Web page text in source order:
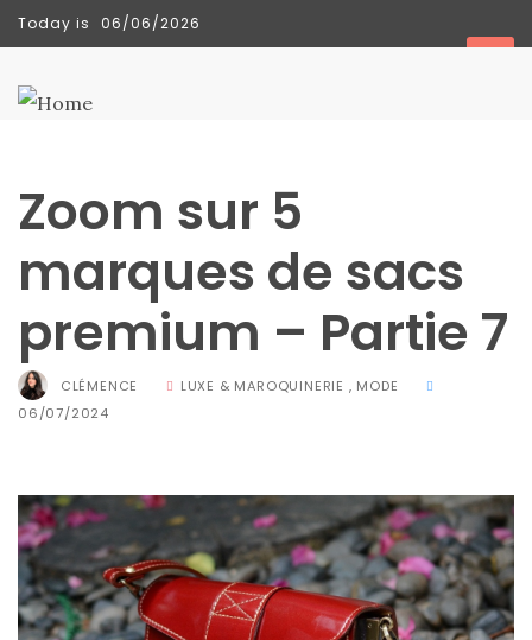
TENDANCES
Today is 06/06/2026
Zoom sur 5
marques de sacs
premium – Partie 7
CLÉMENCE LUXE & MAROQUINERIE , MODE
06/07/2024